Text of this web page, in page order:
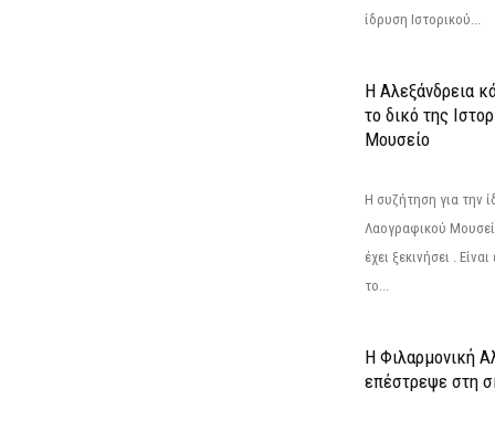
ίδρυση Ιστορικού...
Η Αλεξάνδρεια
το δικό της
Μουσείο
Η συζήτηση για την
Λαογραφικού
έχει ξεκινήσει .
το...
Η Φιλαρμονική
επέστρεψε στη